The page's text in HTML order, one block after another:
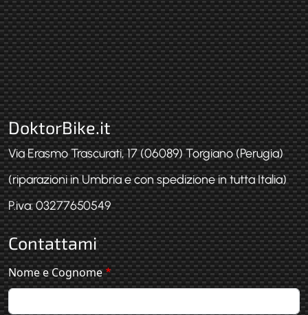
DoktorBike.it
Via Erasmo Trascurati, 17 (06089) Torgiano (Perugia)
(riparazioni in Umbria e con spedizione in tutta Italia)
P.iva: 03277650549
Contattami
Nome e Cognome